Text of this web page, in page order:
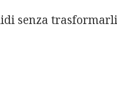
senza